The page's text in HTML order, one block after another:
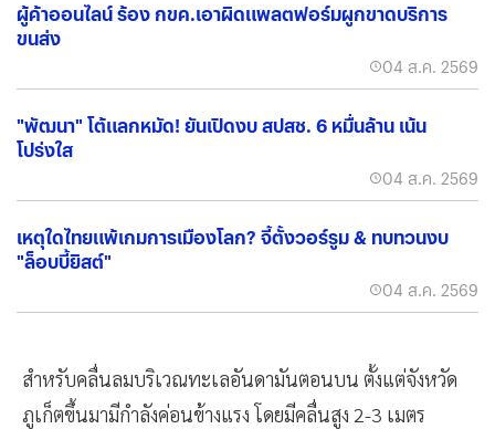
ผู้ค้าออนไลน์ ร้อง กขค.เอาผิดแพลตฟอร์มผูกขาดบริการ
ขนส่ง
04 ส.ค. 2569
"พัฒนา" โต้แลกหมัด! ยันเปิดงบ สปสช. 6 หมื่นล้าน เน้น
โปร่งใส
04 ส.ค. 2569
เหตุใดไทยแพ้เกมการเมืองโลก? จี้ตั้งวอร์รูม & ทบทวนงบ
"ล็อบบี้ยิสต์"
04 ส.ค. 2569
สำหรับคลื่นลมบริเวณทะเลอันดามันตอนบน ตั้งแต่จังหวัด
ภูเก็ตขึ้นมามีกำลังค่อนข้างแรง โดยมีคลื่นสูง 2-3 เมตร